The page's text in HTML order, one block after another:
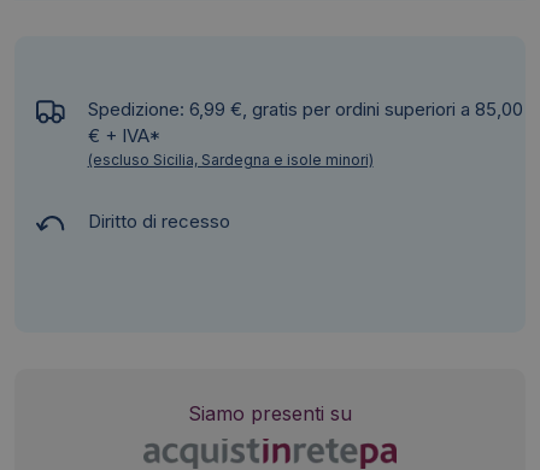
Spedizione: 6,99 €, gratis per ordini superiori a 85,00
€ + IVA*
(escluso Sicilia, Sardegna e isole minori)
Diritto di recesso
Siamo presenti su